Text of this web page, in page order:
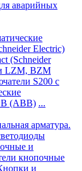
аварийных
Electric)
(Schneider
LZM, BZM
S200 с
В (АВВ) ...
арматура.
и
кнопочные
и